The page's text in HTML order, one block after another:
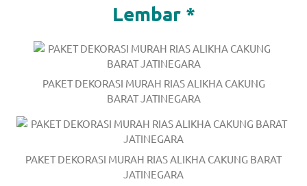
Lembar *
PAKET DEKORASI MURAH RIAS ALIKHA CAKUNG
BARAT JATINEGARA
PAKET DEKORASI MURAH RIAS ALIKHA CAKUNG BARAT
JATINEGARA